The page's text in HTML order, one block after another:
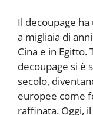
Il decoupage
a migliaia di
Cina e in
decoupage si è
secolo,
europee come
raffinata. Oggi,